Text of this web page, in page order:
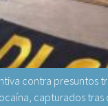
contra presuntos
capturados